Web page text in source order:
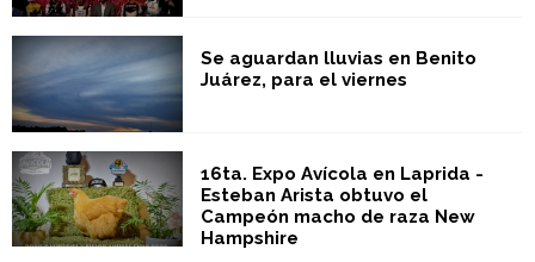
Se aguardan lluvias en Benito
Juárez, para el viernes
16ta. Expo Avícola en Laprida -
Esteban Arista obtuvo el
Campeón macho de raza New
Hampshire